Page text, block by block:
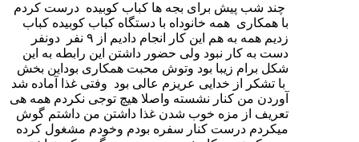
چند شب پیش برای بجه ها کباب کوبیده درست کردم
با همکاری همه خانوداه با دستگاه کباب کوبیده کباب
زدیم همه به هم این کار انجام دادیم از ۹ نفر دونفر
دست به کار نبود ولی حضور داشتن این رابطه به این
شکل برام‌ زیبا بود وتوش محبت همکاری بوداین بخش
با تشکر از خدایی عریزم عالی بود وفتی غذا آماده شد
آوردن من کنار نشسته واصلا هیچ توجی نکردم همه هی
تعریف از مزه خوب شدن غذا داشتن من داشتم گوش
میکردم درست کنار سفره بودم‌ وخودم‌ مشغول کرده